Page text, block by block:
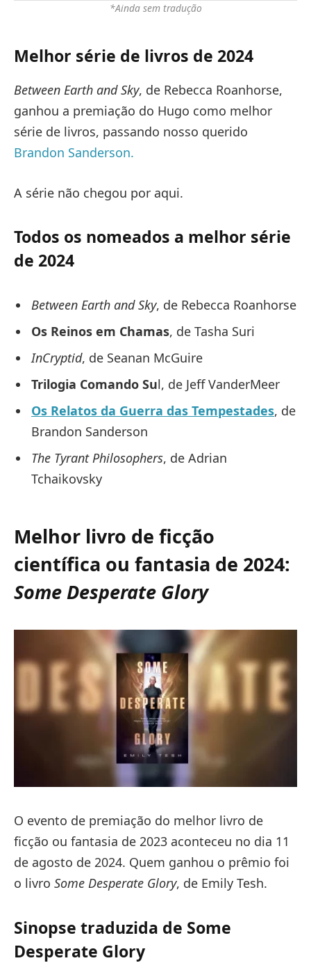
*Ainda sem tradução
Melhor série de livros de 2024
Between Earth and Sky, de Rebecca Roanhorse,
ganhou a premiação do Hugo como melhor
série de livros, passando nosso querido
Brandon Sanderson.
A série não chegou por aqui.
Todos os nomeados a melhor série
de 2024
Between Earth and Sky, de Rebecca Roanhorse
Os Reinos em Chamas, de Tasha Suri
InCryptid, de Seanan McGuire
Trilogia Comando Sul, de Jeff VanderMeer
Os Relatos da Guerra das Tempestades, de
Brandon Sanderson
The Tyrant Philosophers, de Adrian
Tchaikovsky
Melhor livro de ficção
científica ou fantasia de 2024:
Some Desperate Glory
O evento de premiação do melhor livro de
ficção ou fantasia de 2023 aconteceu no dia 11
de agosto de 2024. Quem ganhou o prêmio foi
o livro Some Desperate Glory, de Emily Tesh.
Sinopse traduzida de Some
Desperate Glory